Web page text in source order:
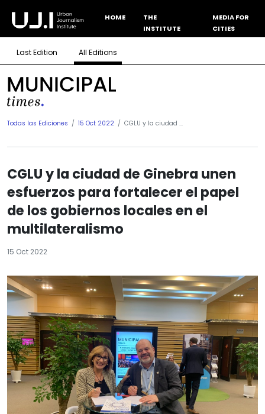
HOME
THE
INSTITUTE
MEDIA FOR
CITIES
Last Edition All Editions
Todas las Ediciones 15 Oct 2022 CGLU y la ciudad ...
CGLU y la ciudad de Ginebra unen
esfuerzos para fortalecer el papel
de los gobiernos locales en el
multilateralismo
15 Oct 2022